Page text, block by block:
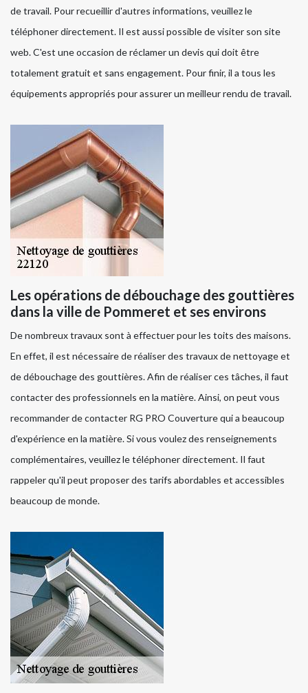
de travail. Pour recueillir d'autres informations, veuillez le
téléphoner directement. Il est aussi possible de visiter son site
web. C'est une occasion de réclamer un devis qui doit être
totalement gratuit et sans engagement. Pour finir, il a tous les
équipements appropriés pour assurer un meilleur rendu de travail.
Les opérations de débouchage des gouttières
dans la ville de Pommeret et ses environs
De nombreux travaux sont à effectuer pour les toits des maisons.
En effet, il est nécessaire de réaliser des travaux de nettoyage et
de débouchage des gouttières. Afin de réaliser ces tâches, il faut
contacter des professionnels en la matière. Ainsi, on peut vous
recommander de contacter RG PRO Couverture qui a beaucoup
d'expérience en la matière. Si vous voulez des renseignements
complémentaires, veuillez le téléphoner directement. Il faut
rappeler qu'il peut proposer des tarifs abordables et accessibles
beaucoup de monde.